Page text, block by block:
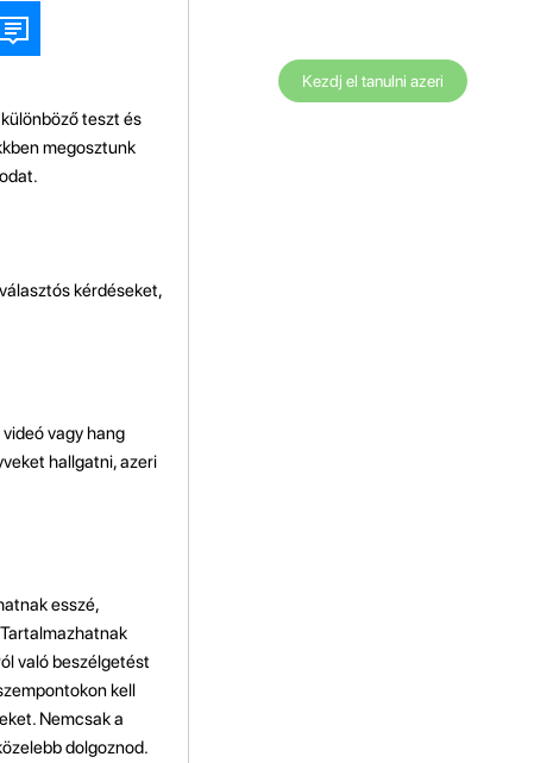
teszt és
megosztunk
kérdéseket,
vagy hang
hallgatni, azeri
esszé,
való beszélgetést
kell
Nemcsak a
dolgoznod.
Kezdj el tanulni azeri